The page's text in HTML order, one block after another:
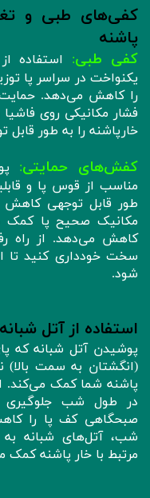
کفی‌های طبی و
پاشنه
کفی طبی: استفاده
یکنواخت در سراسر پا
را کاهش می‌دهد. حمایت
فشار مکانیکی روی
خارپاشنه را به طور
کفش‌های حمایتی:
مناسب از قوس پا و
طور قابل توجهی
مکانیک صحیح پا کمک
کاهش می‌دهد. از راه
سخت خودداری کنید تا
شود.
استفاده از آتل شبانه
پوشیدن آتل شبانه که
(انگشتان به سمت بالا)
پاشنه شما کمک می‌کند.
در طول شب جلوگیری
صبحگاهی کف پا را
شب، آتل‌های شبانه
مرتبط با خار پاشنه کمک